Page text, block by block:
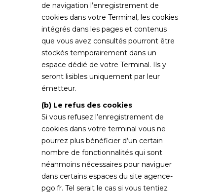
de navigation l’enregistrement de
cookies dans votre Terminal, les cookies
intégrés dans les pages et contenus
que vous avez consultés pourront être
stockés temporairement dans un
espace dédié de votre Terminal. Ils y
seront lisibles uniquement par leur
émetteur.
(b) Le refus des cookies
Si vous refusez l’enregistrement de
cookies dans votre terminal vous ne
pourrez plus bénéficier d’un certain
nombre de fonctionnalités qui sont
néanmoins nécessaires pour naviguer
dans certains espaces du site agence-
pgo.fr. Tel serait le cas si vous tentiez